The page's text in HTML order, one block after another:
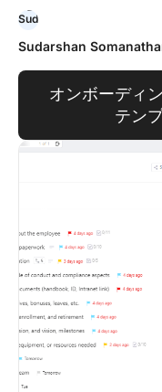
Sudarshan
オンボーディ
テン